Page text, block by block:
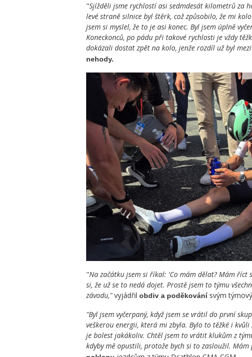
"Sjížděli jsme rychlostí asi sedmdesát kilometrů za
levé straně silnice byl štěrk, což způsobilo, že mi
jsem si myslel, že to je asi konec. Byl jsem úplně
Koneckonců, po pádu při takové rychlosti je vždy
dokázali dostat zpět na kolo, jenže rozdíl už byl
nehody.
"Na začátku jsem si říkal: 'Co mám dělat? Mám říct
si, že už se to nedá dojet. Prostě jsem to týmu
závodu,"vyjádřil obdiv a poděkování svým
"Byl jsem vyčerpaný, když jsem se vrátil do první
veškerou energii, která mi zbyla. Bylo to těžké i
je bolest jakákoliv. Chtěl jsem to vrátit klukům z
kdyby mě opustili, protože bych si to zasloužil.